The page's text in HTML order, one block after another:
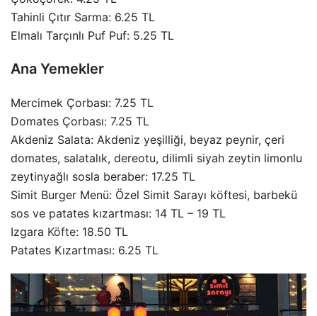
Tahinli Çıtır Sarma: 6.25 TL
Elmalı Tarçınlı Puf Puf: 5.25 TL
Ana Yemekler
Mercimek Çorbası: 7.25 TL
Domates Çorbası: 7.25 TL
Akdeniz Salata: Akdeniz yeşilliği, beyaz peynir, çeri
domates, salatalık, dereotu, dilimli siyah zeytin limonlu
zeytinyağlı sosla beraber: 17.25 TL
Simit Burger Menü: Özel Simit Sarayı köftesi, barbekü
sos ve patates kızartması: 14 TL – 19 TL
Izgara Köfte: 18.50 TL
Patates Kızartması: 6.25 TL